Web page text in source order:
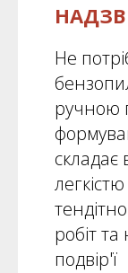
Не
ручною
складає
робіт
подвір'ї